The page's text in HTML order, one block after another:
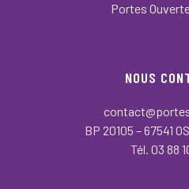
Portes
NOUS
BP 20105 – 67541
Tél. 03 88